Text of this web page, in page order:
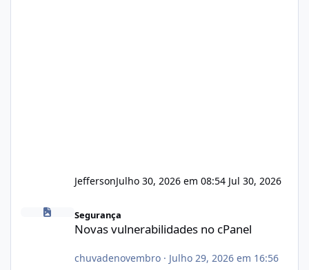
JeffersonJulho 30, 2026 em 08:54 Jul 30, 2026
Novas vulnerabilidades no cPanel
Segurança
Novas vulnerabilidades no cPanel
chuvadenovembro· Julho 29, 2026 em 16:56